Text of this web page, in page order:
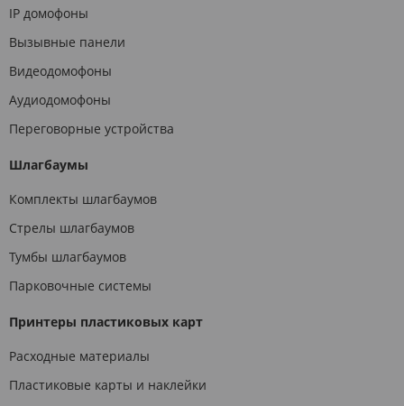
IP домофоны
Вызывные панели
Видеодомофоны
Аудиодомофоны
Переговорные устройства
Шлагбаумы
Комплекты шлагбаумов
Стрелы шлагбаумов
Тумбы шлагбаумов
Парковочные системы
Принтеры пластиковых карт
Расходные материалы
Пластиковые карты и наклейки